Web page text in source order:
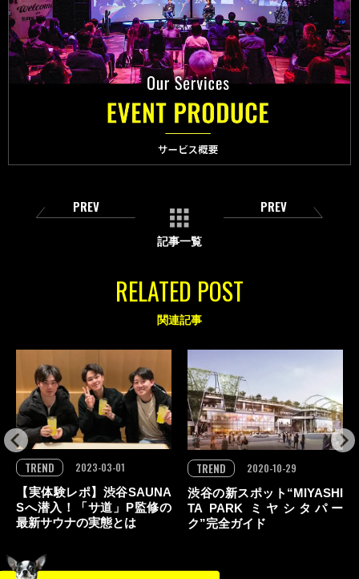
PREV
記事一覧
PREV
RELATED POST
関連記事
【実体験レポ】渋谷SAUNA
Sへ潜入！「サ道」P監修の
最新サウナの実態とは
TREND
2023-03-01
渋谷の新スポット“MIYASHI
TA PARK ミヤシタパー
ク”完全ガイド
TREND 2020-10-29